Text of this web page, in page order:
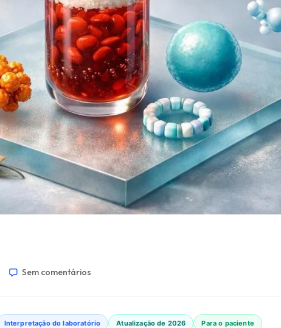
Sem comentários
Interpretação do laboratório Atualização de 2026 Para o paciente